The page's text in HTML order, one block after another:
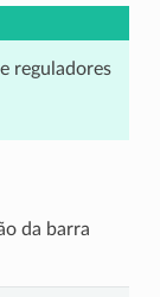
reguladores
da barra